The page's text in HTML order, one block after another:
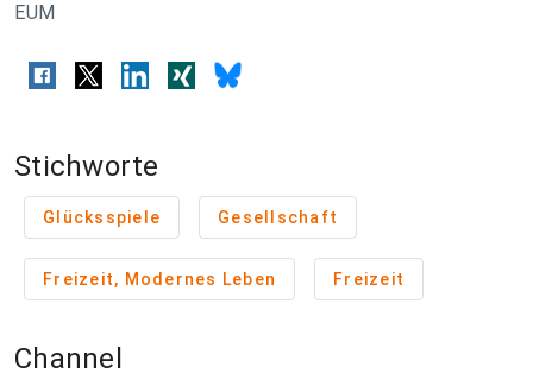
EUM
Stichworte
Glücksspiele Gesellschaft
Freizeit, Modernes Leben Freizeit
Channel